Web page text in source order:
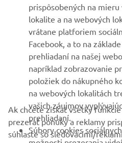
PODPORA
BULLETIN
Získajte medzi prvými informácie
špeciálnych akciách, nových
prispôsobených na
lokalite a na webových
vrátane platforiem
Facebook, a to na
prehliadaní na našej
napríklad zobrazovanie
položiek do nákupného
na webových lokalitách
vašich záujmov
prehliadaní.
Súbory cookies
Ak chcete získať všetky
prezerať ponuky a reklamy
súhlaste so sledovacími/